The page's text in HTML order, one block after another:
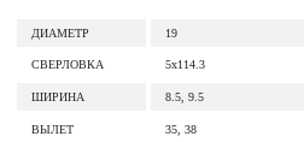
ДИАМЕТР 19
СВЕРЛОВКА 5x114.3
ШИРИНА 8.5, 9.5
ВЫЛЕТ 35, 38